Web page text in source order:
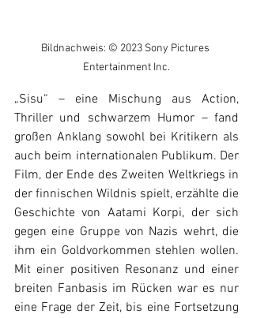
Bildnachweis: © 2023 Sony Pictures
Entertainment Inc.
„Sisu“ – eine Mischung aus Action,
Thriller und schwarzem Humor – fand
großen Anklang sowohl bei Kritikern als
auch beim internationalen Publikum. Der
Film, der Ende des Zweiten Weltkriegs in
der finnischen Wildnis spielt, erzählte die
Geschichte von Aatami Korpi, der sich
gegen eine Gruppe von Nazis wehrt, die
ihm ein Goldvorkommen stehlen wollen.
Mit einer positiven Resonanz und einer
breiten Fanbasis im Rücken war es nur
eine Frage der Zeit, bis eine Fortsetzung